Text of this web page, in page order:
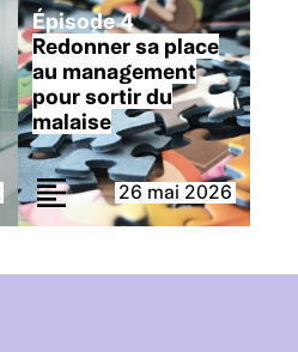
Épisode 4
Redonner sa place
au management
pour sortir du
malaise
26 mai 2026